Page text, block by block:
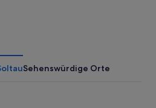
SoltauSehenswürdige Orte